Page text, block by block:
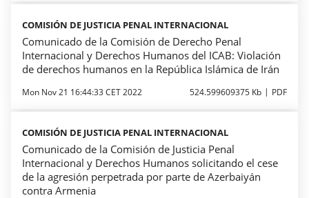
COMISIÓN DE JUSTICIA PENAL INTERNACIONAL
Comunicado de la Comisión de Derecho Penal
Internacional y Derechos Humanos del ICAB: Violación
de derechos humanos en la República Islámica de Irán
Mon Nov 21 16:44:33 CET 2022 524.599609375 Kb PDF
COMISIÓN DE JUSTICIA PENAL INTERNACIONAL
Comunicado de la Comisión de Justicia Penal
Internacional y Derechos Humanos solicitando el cese
de la agresión perpetrada por parte de Azerbaiyán
contra Armenia